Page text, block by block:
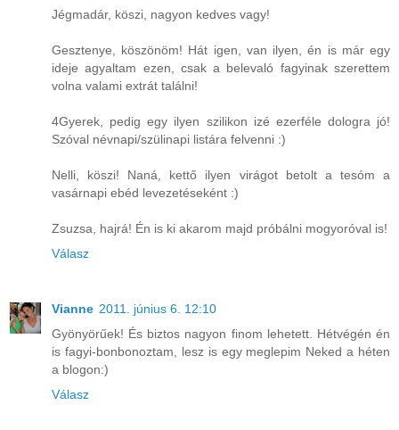
Jégmadár, köszi, nagyon kedves vagy!
Gesztenye, köszönöm! Hát igen, van ilyen, én is már egy
ideje agyaltam ezen, csak a belevaló fagyinak szerettem
volna valami extrát találni!
4Gyerek, pedig egy ilyen szilikon izé ezerféle dologra jó!
Szóval névnapi/szülinapi listára felvenni :)
Nelli, köszi! Naná, kettő ilyen virágot betolt a tesóm a
vasárnapi ebéd levezetéseként :)
Zsuzsa, hajrá! Én is ki akarom majd próbálni mogyoróval is!
Válasz
Vianne 2011. június 6. 12:10
Gyönyörűek! És biztos nagyon finom lehetett. Hétvégén én
is fagyi-bonbonoztam, lesz is egy meglepim Neked a héten
a blogon:)
Válasz